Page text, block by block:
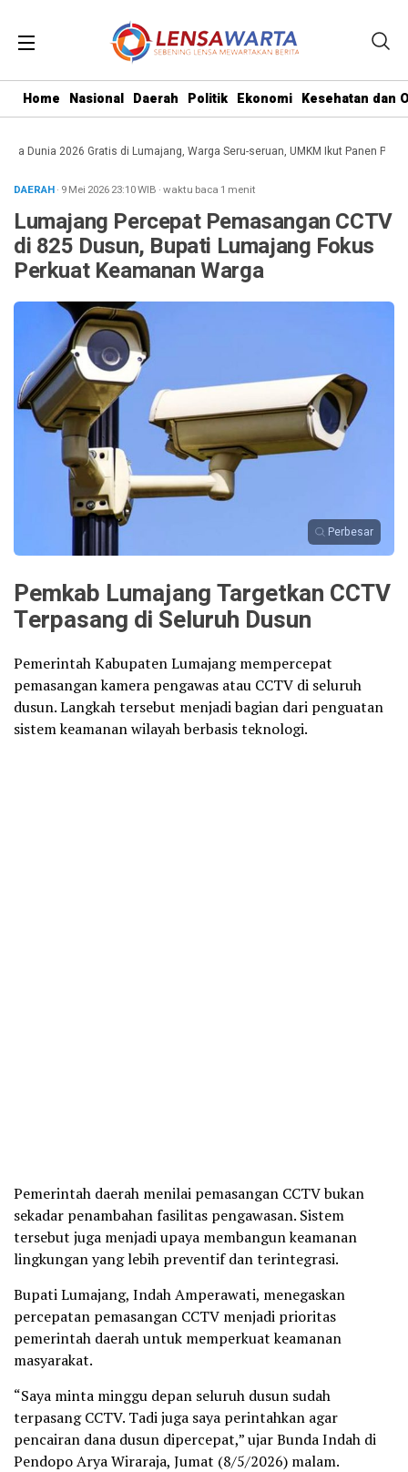
Home Nasional Daerah Politik Ekonomi Kesehatan dan
Dunia 2026 Gratis di Lumajang, Warga Seru-seruan, UMKM Ikut Panen Peluang
DAERAH· 9 Mei 202623:10WIB ·waktu baca 1 menit
Lumajang Percepat Pemasangan CCTV
di 825 Dusun, Bupati Lumajang Fokus
Perkuat Keamanan Warga
Perbesar
Pemkab Lumajang Targetkan CCTV
Terpasang di Seluruh Dusun
Pemerintah Kabupaten Lumajang mempercepat
pemasangan kamera pengawas atau CCTV di seluruh
dusun. Langkah tersebut menjadi bagian dari penguatan
sistem keamanan wilayah berbasis teknologi.
Pemerintah daerah menilai pemasangan CCTV bukan
sekadar penambahan fasilitas pengawasan. Sistem
tersebut juga menjadi upaya membangun keamanan
lingkungan yang lebih preventif dan terintegrasi.
Bupati Lumajang, Indah Amperawati, menegaskan
percepatan pemasangan CCTV menjadi prioritas
pemerintah daerah untuk memperkuat keamanan
masyarakat.
“Saya minta minggu depan seluruh dusun sudah
terpasang CCTV. Tadi juga saya perintahkan agar
pencairan dana dusun dipercepat,” ujar Bunda Indah di
Pendopo Arya Wiraraja, Jumat (8/5/2026) malam.